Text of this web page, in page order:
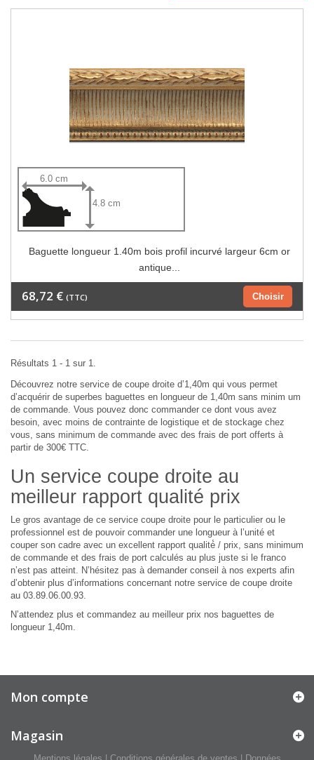
6.0 cm
4.8 cm
Baguette longueur 1.40m bois profil incurvé largeur 6cm or
antique...
Choisir
68,72 € (TTC)
Résultats 1 - 1 sur 1.
Découvrez notre service de coupe droite d’1,40m qui vous permet
d’acquérir de superbes baguettes en longueur de 1,40m sans minim um
de commande. Vous pouvez donc commander ce dont vous avez
besoin, avec moins de contrainte de logistique et de stockage chez
vous, sans minimum de commande avec des frais de port offerts à
partir de 300€ TTC.
Un service coupe droite au
meilleur rapport qualité prix
Le gros avantage de ce service coupe droite pour le particulier ou le
professionnel est de pouvoir commander une longueur à l’unité et
couper son cadre avec un excellent rapport qualité́ / prix, sans minimum
de commande et des frais de port calculés au plus juste si le franco
n’est pas atteint. N’hésitez pas à demander conseil à nos experts afin
d’obtenir plus d’informations concernant notre service de coupe droite
au 03.89.06.00.93.
N’attendez plus et commandez au meilleur prix nos baguettes de
longueur 1,40m.
Mon compte
Magasin